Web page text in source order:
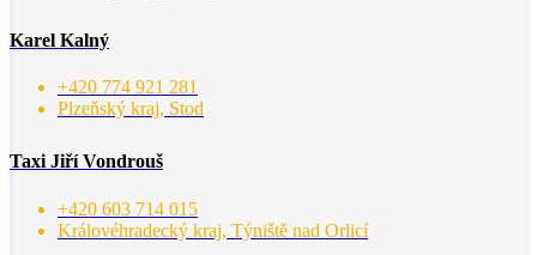
Karel Kalný
+420 774 921 281
Plzeňský kraj, Stod
Taxi Jiří Vondrouš
+420 603 714 015
Královéhradecký kraj, Týniště nad Orlicí